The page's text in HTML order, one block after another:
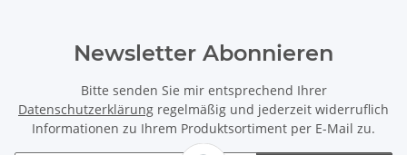
Newsletter Abonnieren
Bitte senden Sie mir entsprechend Ihrer
Datenschutzerklärung regelmäßig und jederzeit widerruflich
Informationen zu Ihrem Produktsortiment per E-Mail zu.